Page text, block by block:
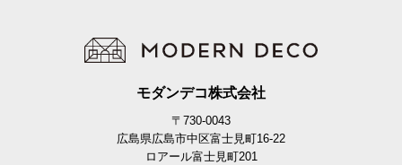
モダンデコ株式会社
〒730-0043
広島県広島市中区富士見町16-22
ロアール富士見町201